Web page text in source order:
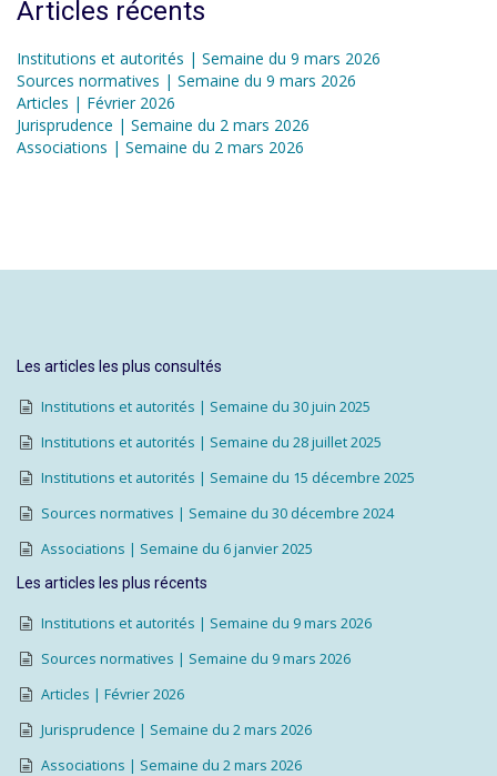
Articles récents
Institutions et autorités | Semaine du 9 mars 2026
Sources normatives | Semaine du 9 mars 2026
Articles | Février 2026
Jurisprudence | Semaine du 2 mars 2026
Associations | Semaine du 2 mars 2026
Les articles les plus consultés
Institutions et autorités | Semaine du 30 juin 2025
Institutions et autorités | Semaine du 28 juillet 2025
Institutions et autorités | Semaine du 15 décembre 2025
Sources normatives | Semaine du 30 décembre 2024
Associations | Semaine du 6 janvier 2025
Les articles les plus récents
Institutions et autorités | Semaine du 9 mars 2026
Sources normatives | Semaine du 9 mars 2026
Articles | Février 2026
Jurisprudence | Semaine du 2 mars 2026
Associations | Semaine du 2 mars 2026